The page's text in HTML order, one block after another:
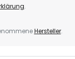
.
Hersteller.